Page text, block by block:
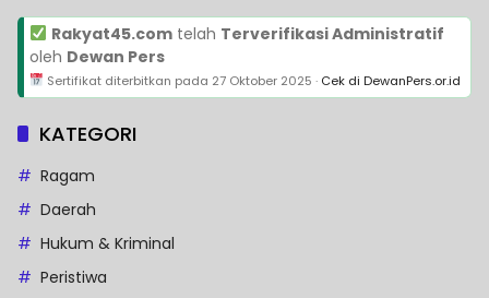
Rakyat45.comtelah Terverifikasi Administratif
oleh Dewan Pers
Sertifikat diterbitkan pada 27 Oktober 2025 · Cek di DewanPers.or.id
KATEGORI
Ragam
Daerah
Hukum & Kriminal
Peristiwa